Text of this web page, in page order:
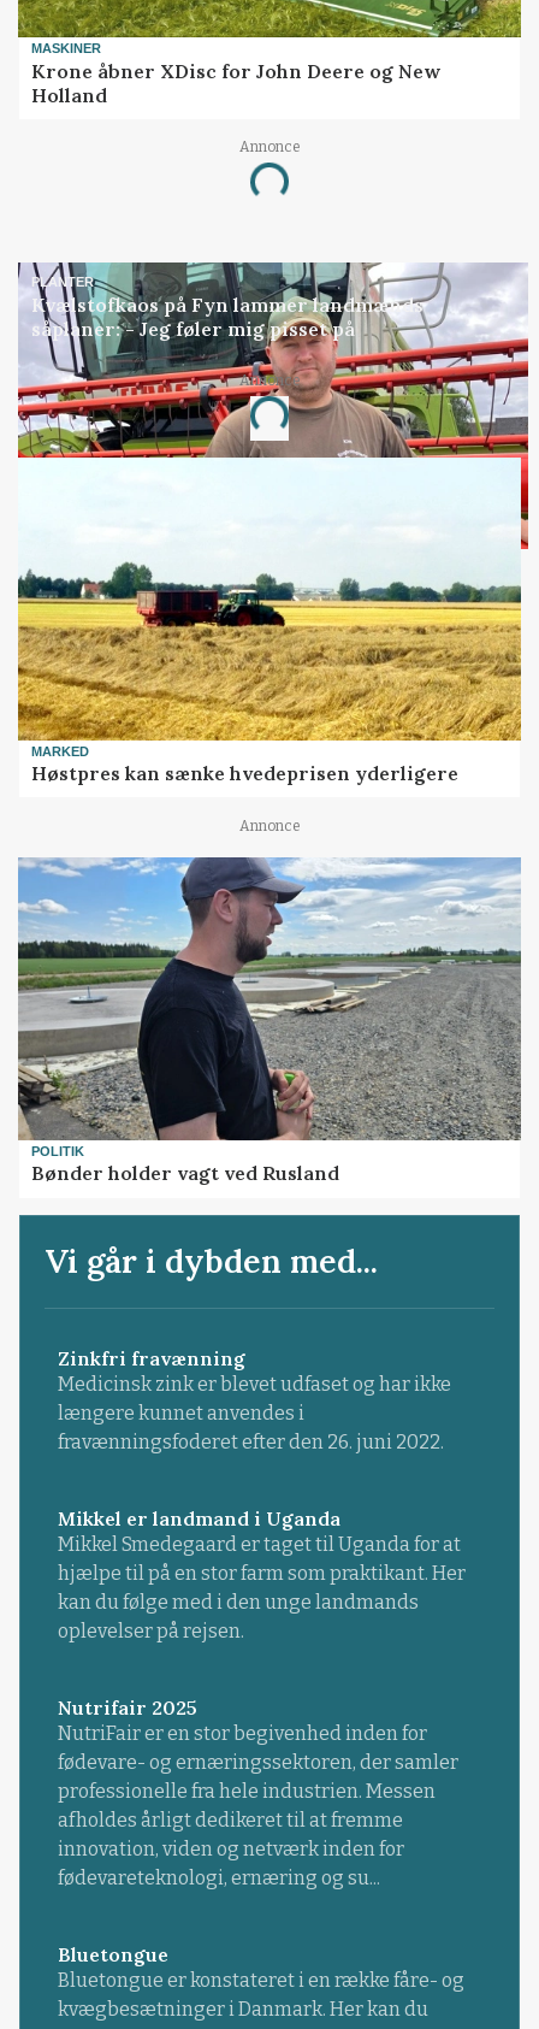
MASKINER
Krone åbner XDisc for John Deere og New
Holland
Annonce
Loading...
PLANTER
Kvælstofkaos på Fyn lammer landmænds
såplaner: - Jeg føler mig pisset på
Annonce
Loading...
MARKED
Høstpres kan sænke hvedeprisen yderligere
Annonce
POLITIK
Bønder holder vagt ved Rusland
Vi går i dybden med...
Zinkfri fravænning
Medicinsk zink er blevet udfaset og har ikke
længere kunnet anvendes i
fravænningsfoderet efter den 26. juni 2022.
Mikkel er landmand i Uganda
Mikkel Smedegaard er taget til Uganda for at
hjælpe til på en stor farm som praktikant. Her
kan du følge med i den unge landmands
oplevelser på rejsen.
Nutrifair 2025
NutriFair er en stor begivenhed inden for
fødevare- og ernæringssektoren, der samler
professionelle fra hele industrien. Messen
afholdes årligt dedikeret til at fremme
innovation, viden og netværk inden for
fødevareteknologi, ernæring og su...
Bluetongue
Bluetongue er konstateret i en række fåre- og
kvægbesætninger i Danmark. Her kan du